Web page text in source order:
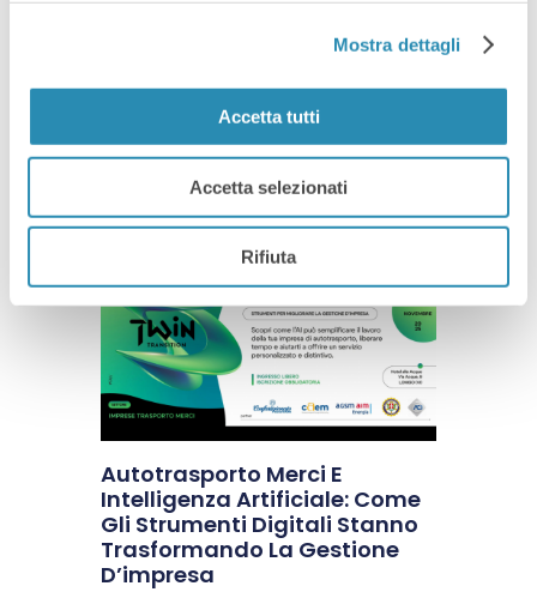
Mostra dettagli
Accetta tutti
Accetta selezionati
Rifiuta
Dall’interfaccia Utente Al
Backend, L’AI Generativa
Entra Nello Sviluppo Software
Autotrasporto Merci E
Intelligenza Artificiale: Come
Gli Strumenti Digitali Stanno
Trasformando La Gestione
D’impresa